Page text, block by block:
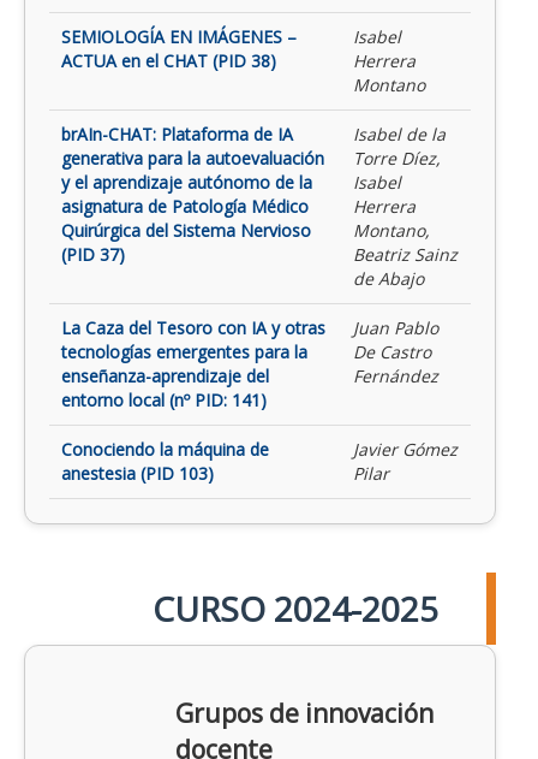
SEMIOLOGÍA EN IMÁGENES –
ACTUA en el CHAT (PID 38)
Isabel
Herrera
Montano
brAIn-CHAT: Plataforma de IA
generativa para la autoevaluación
y el aprendizaje autónomo de la
asignatura de Patología Médico
Quirúrgica del Sistema Nervioso
(PID 37)
Isabel de la
Torre Díez,
Isabel
Herrera
Montano,
Beatriz Sainz
de Abajo
La Caza del Tesoro con IA y otras
tecnologías emergentes para la
enseñanza-aprendizaje del
entorno local (nº PID: 141)
Juan Pablo
De Castro
Fernández
Conociendo la máquina de
anestesia (PID 103)
Javier Gómez
Pilar
CURSO 2024-2025
Grupos de innovación
docente